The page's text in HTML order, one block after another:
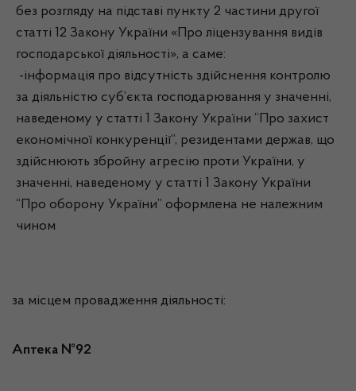
без розгляду на підставі пункту 2 частини другої
статті 12 Закону України «Про ліцензування видів
господарської діяльності», а саме:
-інформація про відсутність здійснення контролю
за діяльністю суб’єкта господарювання у значенні,
наведеному у статті 1 Закону України “Про захист
економічної конкуренції”, резидентами держав, що
здійснюють збройну агресію проти України, у
значенні, наведеному у статті 1 Закону України
“Про оборону України” оформлена не належним
чином
за місцем провадження діяльності:
Аптека №92